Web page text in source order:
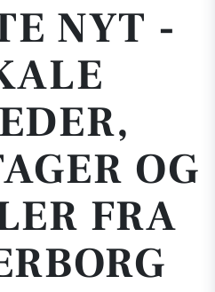
NYT -
OG
FRA